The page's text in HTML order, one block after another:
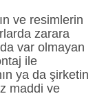
ve resimlerin
zarara
var olmayan
ile
ya da şirketin
maddi ve